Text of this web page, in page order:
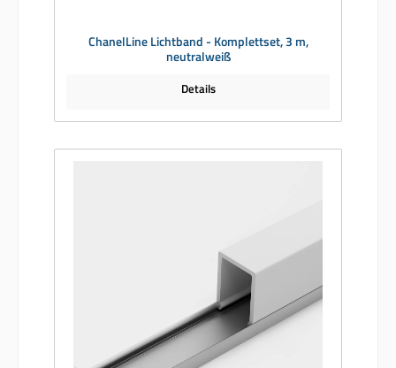
ChanelLine Lichtband - Komplettset, 3 m,
neutralweiß
Details